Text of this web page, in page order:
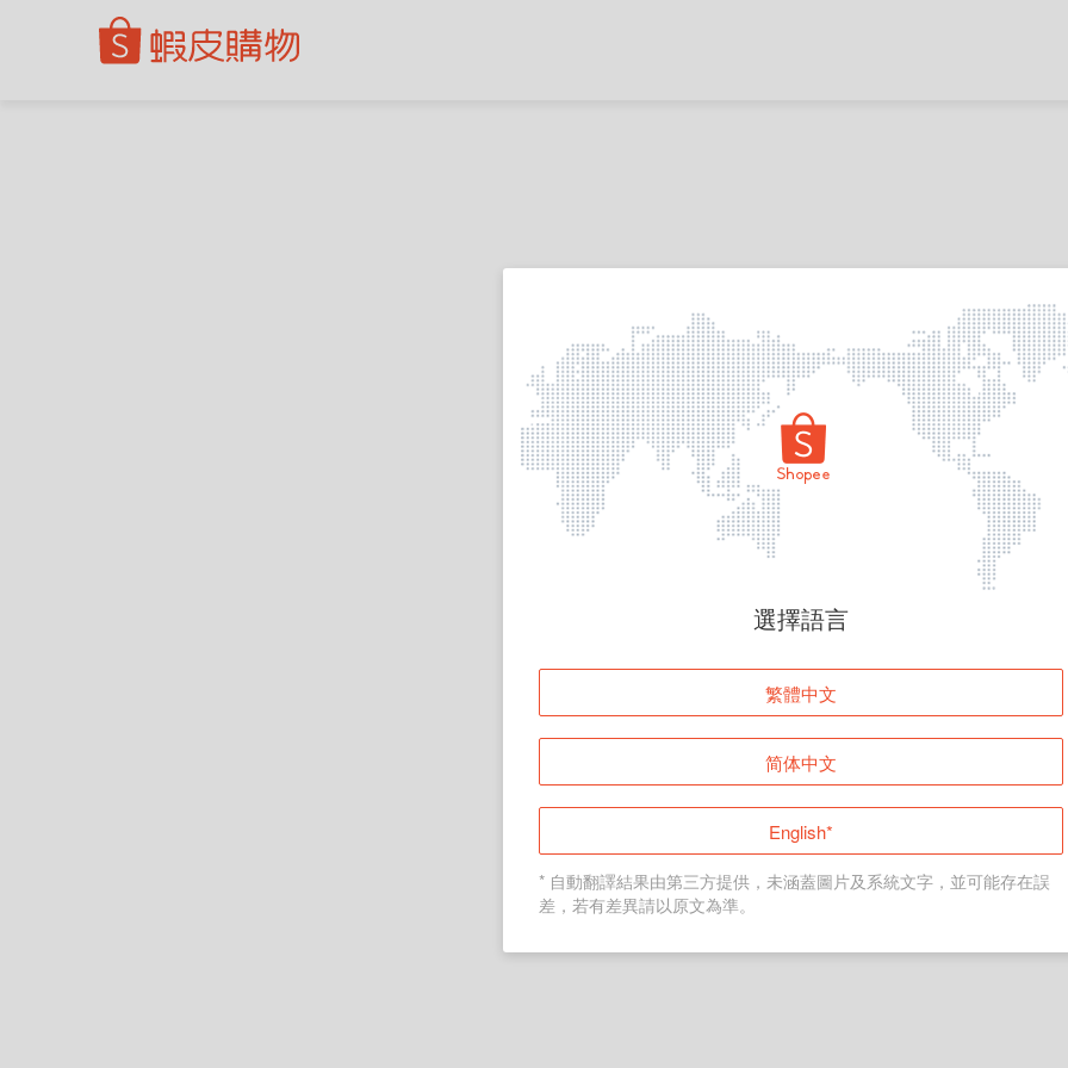
頁面無法顯示
登入
返回首頁
選擇語言
繁體中文
简体中文
English*
* 自動翻譯結果由第三方提供，未涵蓋圖片及系統文字，並可能存在誤
差，若有差異請以原文為準。